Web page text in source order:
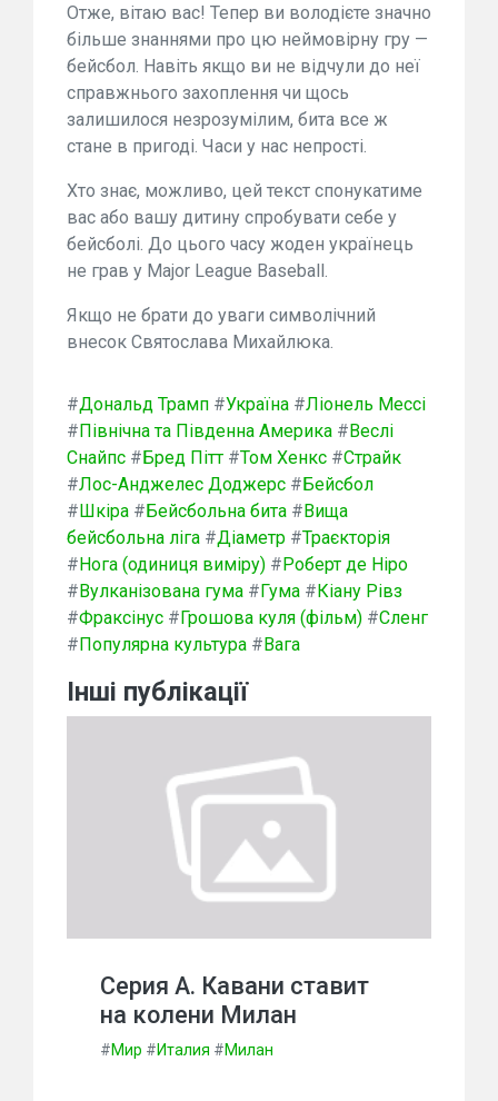
Отже, вітаю вас! Тепер ви володієте значно
більше знаннями про цю неймовірну гру —
бейсбол. Навіть якщо ви не відчули до неї
справжнього захоплення чи щось
залишилося незрозумілим, бита все ж
стане в пригоді. Часи у нас непрості.
Хто знає, можливо, цей текст спонукатиме
вас або вашу дитину спробувати себе у
бейсболі. До цього часу жоден українець
не грав у Major League Baseball.
Якщо не брати до уваги символічний
внесок Святослава Михайлюка.
#Дональд Трамп #Україна #Ліонель Мессі
#Північна та Південна Америка #Веслі
Снайпс #Бред Пітт #Том Хенкс #Страйк
#Лос-Анджелес Доджерс #Бейсбол
#Шкіра #Бейсбольна бита #Вища
бейсбольна ліга #Діаметр #Траєкторія
#Нога (одиниця виміру) #Роберт де Ніро
#Вулканізована гума #Гума #Кіану Рівз
#Фраксінус #Грошова куля (фільм) #Сленг
#Популярна культура #Вага
Інші публікації
Серия А. Кавани ставит
на колени Милан
#Мир #Италия #Милан